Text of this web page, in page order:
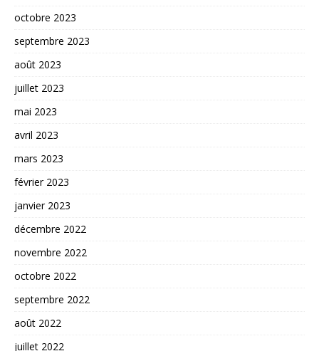
octobre 2023
septembre 2023
août 2023
juillet 2023
mai 2023
avril 2023
mars 2023
février 2023
janvier 2023
décembre 2022
novembre 2022
octobre 2022
septembre 2022
août 2022
juillet 2022